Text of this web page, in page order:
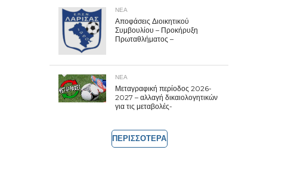
ΝΕΑ
Αποφάσεις Διοικητικού
Συμβουλίου – Προκήρυξη
Πρωταθλήματος –
ΝΕΑ
Μεταγραφική περίοδος 2026-
2027 – αλλαγή δικαιολογητικών
για τις μεταβολές-
ΠΕΡΙΣΣΟΤΕΡΑ